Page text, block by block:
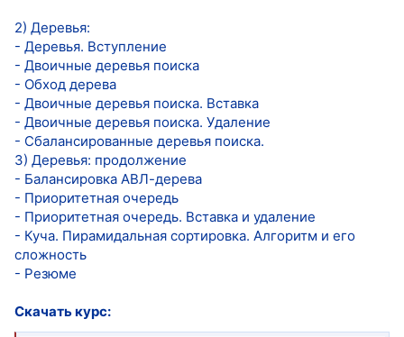
2) Деревья:
- Деревья. Вступление
- Двоичные деревья поиска
- Обход дерева
- Двоичные деревья поиска. Вставка
- Двоичные деревья поиска. Удаление
- Сбалансированные деревья поиска.
3) Деревья: продолжение
- Балансировка АВЛ-дерева
- Приоритетная очередь
- Приоритетная очередь. Вставка и удаление
- Куча. Пирамидальная сортировка. Алгоритм и его
сложность
- Резюме
Скачать курс: